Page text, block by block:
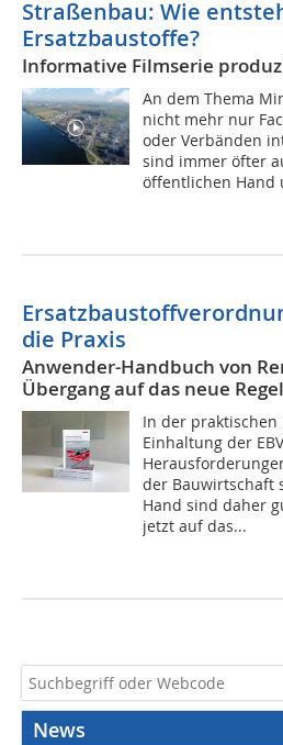
Straßenbau: Wie
Ersatzbaustoffe?
Informative Filmserie
An dem Thema
nicht mehr nur
oder Verbänden
sind immer öfter
öffentlichen Hand
die Praxis
Anwender-Handbuch von
Übergang auf das neue
In der
Einhaltung der
der Bauwirtschaft
Hand sind daher
jetzt auf das...
News